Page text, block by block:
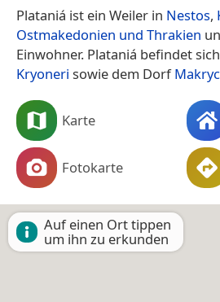
Plataniá ist ein Weiler in Nestos,
Ostmakedonien und Thrakien
Einwohner. Plataniá befindet
Kryoneri sowie dem Dorf
Karte
Fotokarte
Auf einen Ort tippen
um ihn zu erkunden